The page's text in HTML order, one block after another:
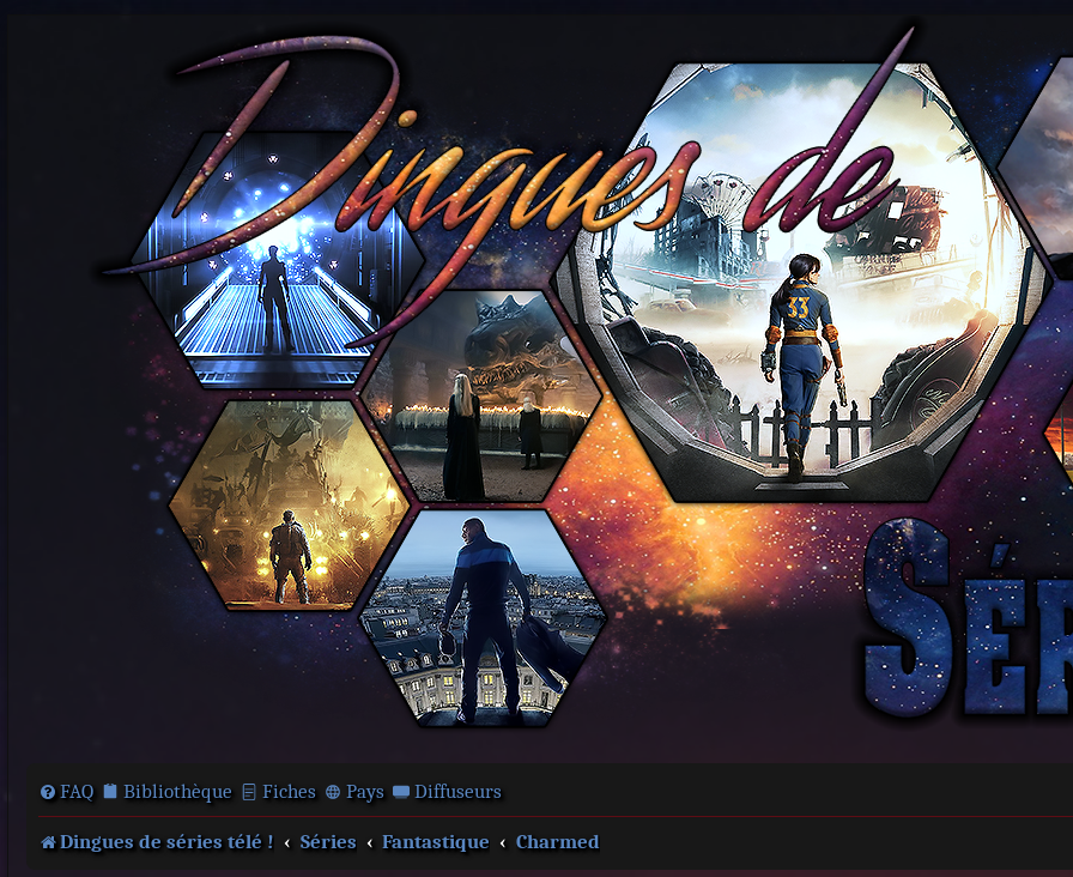
FAQ Bibliothèque Fiches Pays Diffuseurs
Dingues de séries télé ! Séries Fantastique Charmed